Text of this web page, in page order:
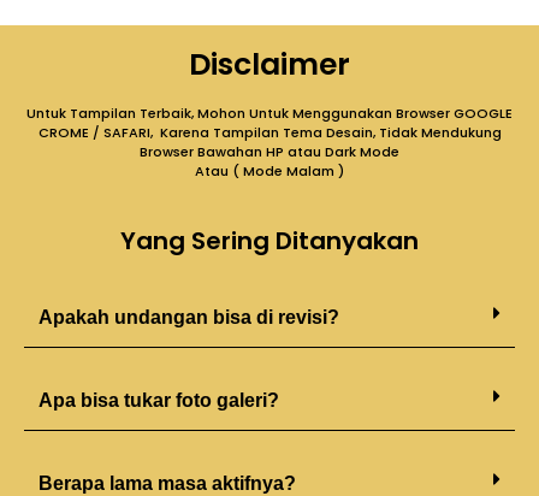
Disclaimer
Untuk Tampilan Terbaik, Mohon Untuk Menggunakan Browser GOOGLE
CROME / SAFARI, Karena Tampilan Tema Desain, Tidak Mendukung
Browser Bawahan HP atau Dark Mode
Atau ( Mode Malam )
Yang Sering Ditanyakan
Apakah undangan bisa di revisi?
Apa bisa tukar foto galeri?
Berapa lama masa aktifnya?